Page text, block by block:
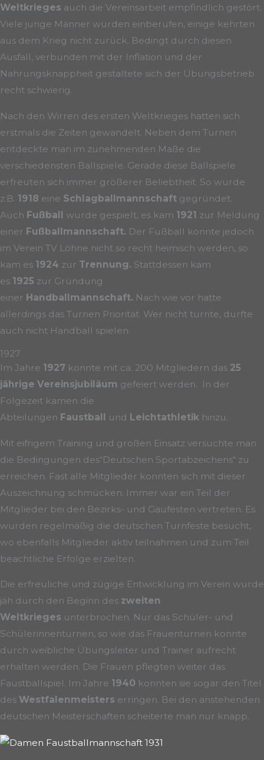
Weltkrieges auch die Vereinsarbeit empfindlich gestört.
Viele junge Männer wurden einberufen, einige kehrten
aus dem Krieg nicht zurück. Bedingt durch diesen
Ausfall, verbunden mit der Inflation und der
Nahrungsknappheit gestaltete sich der Übungsbetrieb
recht schwierig.
Nach den Wirren des ersten Weltkrieges hatten sich
erstmals die Zeiten gewandelt. Neben dem Turnen
entdeckte man im zunehmenden Maße die
verschiedensten Ballspiele. Gerade diese Ballspiele
erfreuten sich immer größerer Beliebtheit. So wurde
z.B. 1918 eine Schlagballmannschaft gegründet.
Auch Fußball wurde gespielt, es kam 1921 zur Meldung
einer Fußballmannschaft. Der Fußball konnte jedoch
im Verein TV Löhne nicht so recht heimisch werden, so
kam es 1924 zur Trennung. Stattdessen kam
es 1925 zur Gründung
einer Handballmannschaft. Nach wie vor hatte
allerdings das Turnen Priorität. Wer nicht turnte, durfte
auch nicht Handball spielen.
1927
Im Jahre 1927 konnte mit ca. 200 Mitgliedern das 25
jährige Vereinsjubiläum gefeiert werden. In der
Folgezeit kamen die
Abteilungen Faustball und Leichtathletik hinzu.
Mit eifrigem Training und großen Einsatz versuchte man
die Bedingungen des“Deutschen Sportabzeichens“ zu
erreichen. Fast alle Mitglieder konnten sich mit dieser
Auszeichnung schmücken. Immer war ein Teil der
Mitglieder bei den Bezirks- und Gaufesten vertreten. Es
wurden regelmäßig die deutschen Turnfeste besucht,
wo ebenfalls Mitglieder aktiv teilnahmen und zum Teil
beachtliche Erfolge erzielten.
Die erfreuliche und zügige Entwicklung im Verein wurde
jäh durch den Beginn des zweiten
Weltkrieges unterbrochen. Nur das Schüler- und
Schülerinnenturnen, so wie das Frauenturnen konnte
durch weibliche Übungsleiter und Trainer aufrecht
erhalten werden. Die Frauen pflegten weiter das
Faustballspiel. Im Jahre 1940 konnten sie sogar den Titel
des Westfalenmeisters erringen. Bei den anstehenden
deutschen Meisterschaften scheiterte man nur knapp.